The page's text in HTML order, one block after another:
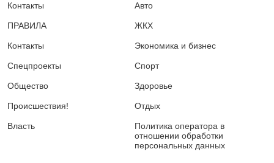
Контакты
ПРАВИЛА
Контакты
Спецпроекты
Общество
Происшествия!
Власть
Авто
ЖКХ
Экономика и бизнес
Спорт
Здоровье
Отдых
Политика оператора в
отношении обработки
персональных данных